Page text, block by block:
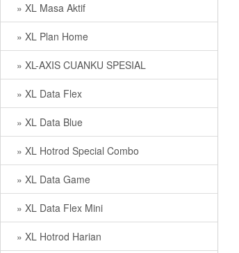
» XL Masa Aktif
» XL Plan Home
» XL-AXIS CUANKU SPESIAL
» XL Data Flex
» XL Data Blue
» XL Hotrod Special Combo
» XL Data Game
» XL Data Flex Mini
» XL Hotrod Harian